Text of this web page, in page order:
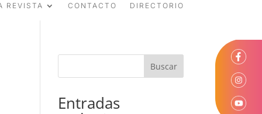
REVISTA CONTACTO DIRECTORIO
Buscar
Entradas